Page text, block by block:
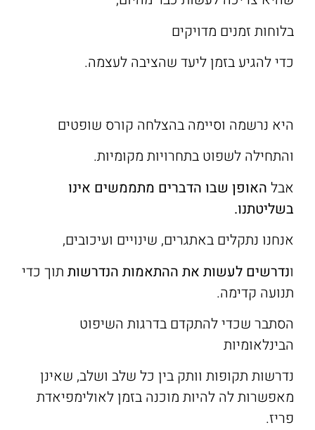
בלוחות זמנים מדויקים
כדי להגיע בזמן ליעד שהציבה לעצמה.
היא נרשמה וסיימה בהצלחה קורס שופטים
והתחילה לשפוט בתחרויות מקומיות.
אבל האופן שבו הדברים מתממשים אינו
בשליטתנו.
אנחנו נתקלים באתגרים, שינויים ועיכובים,
ונדרשים לעשות את ההתאמות הנדרשות תוך כדי
תנועה קדימה.
הסתבר שכדי להתקדם בדרגות השיפוט
הבינלאומיות
נדרשות תקופות וותק בין כל שלב ושלב, שאינן
מאפשרות לה להיות מוכנה בזמן לאולימפיאדת
פריז.